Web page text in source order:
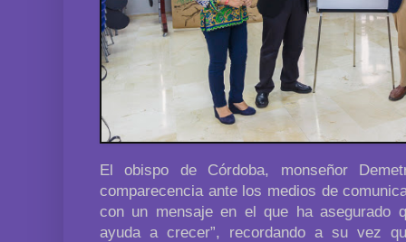
El obispo de Córdoba, monseñor
comparecencia ante los medios de
con un mensaje en el que ha asegurado
ayuda a crecer”, recordando a su vez